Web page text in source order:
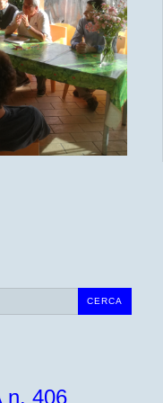
CERCA
n. 406